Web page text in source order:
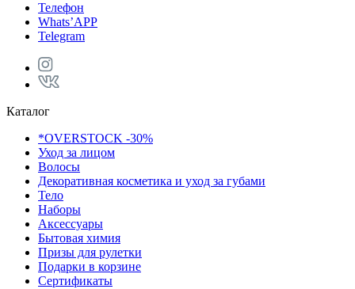
Телефон
Whats’APP
Telegram
Каталог
*OVERSTOCK -30%
Уход за лицом
Волосы
Декоративная косметика и уход за губами
Тело
Наборы
Аксессуары
Бытовая химия
Призы для рулетки
Подарки в корзине
Сертификаты